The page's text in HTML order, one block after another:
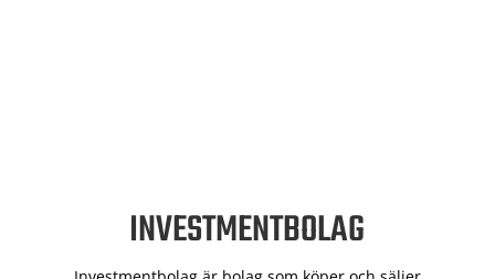
INVESTMENTBOLAG